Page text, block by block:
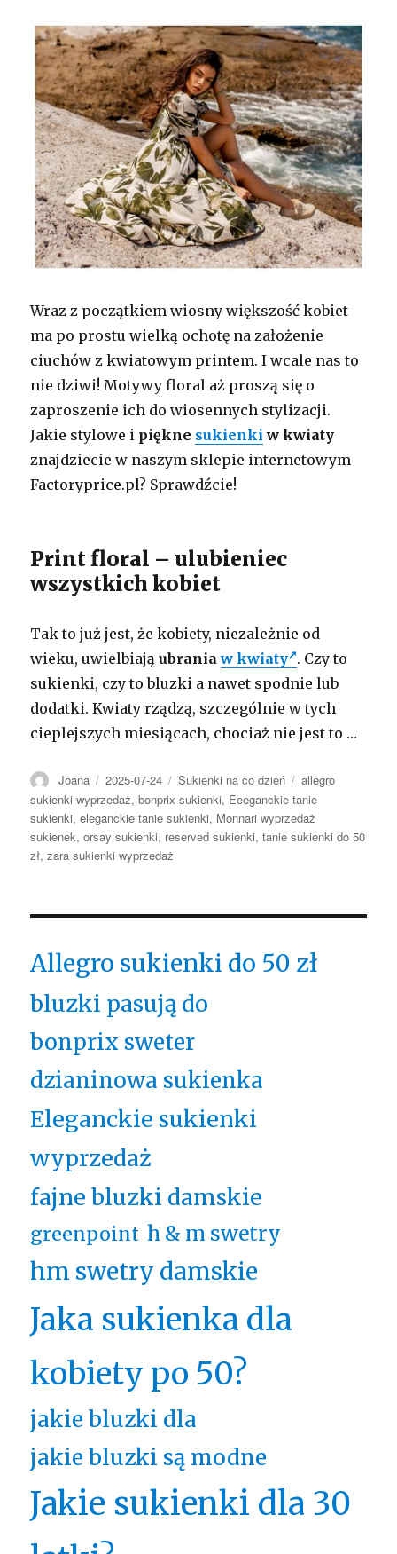
Wraz z początkiem wiosny większość kobiet
ma po prostu wielką ochotę na założenie
ciuchów z kwiatowym printem. I wcale nas to
nie dziwi! Motywy floral aż proszą się o
zaproszenie ich do wiosennych stylizacji.
Jakie stylowe i piękne sukienki w kwiaty
znajdziecie w naszym sklepie internetowym
Factoryprice.pl? Sprawdźcie!
Print floral – ulubieniec
wszystkich kobiet
Tak to już jest, że kobiety, niezależnie od
wieku, uwielbiają ubraniaw kwiaty . Czy to
sukienki, czy to bluzki a nawet spodnie lub
dodatki. Kwiaty rządzą, szczególnie w tych
cieplejszych miesiącach, chociaż nie jest to …
Autor
Joana Opublikowano
2025-07-24 Kategorie
Sukienki na co dzień Tagi
allegro
sukienki wyprzedaż,bonprix sukienki, Eeeganckie tanie
sukienki,eleganckie tanie sukienki, Monnari wyprzedaż
sukienek,orsay sukienki, reserved sukienki,tanie sukienki do 50
zł,zara sukienki wyprzedaż
Allegro sukienki do 50 zł
bluzki pasują do
bonprix sweter
dzianinowa sukienka
Eleganckie sukienki
wyprzedaż
fajne bluzki damskie
greenpoint h & m swetry
hm swetry damskie
Jaka sukienka dla
kobiety po 50?
jakie bluzki dla
jakie bluzki są modne
Jakie sukienki dla 30